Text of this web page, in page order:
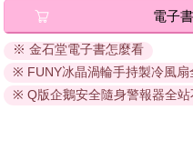
退換貨須知：
因版權保護，您在金石堂
的閱讀軟體開啟閱讀，無
依據「消費者保護法」第
電子書
※ 金石堂電子書怎麼看
※ FUNY冰晶渦輪手持製冷風扇
※ Q版企鵝安全隨身警報器全